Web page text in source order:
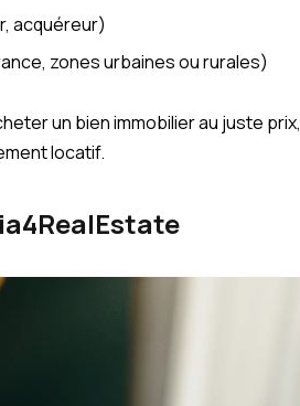
acquéreur)
zones urbaines ou rurales)
un bien immobilier au juste prix,
locatif.